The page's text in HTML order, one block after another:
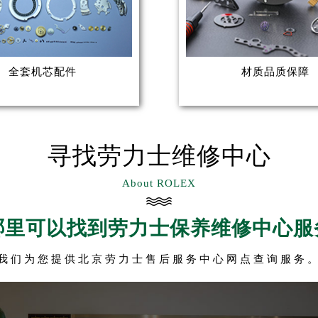
全套机芯配件 材质品质保障
寻找劳力士维修中心
About ROLEX
可以找到劳力士保养维修中心
们为您提供北京劳力士售后服务中心网点查询服务
提前预约免排队，到店即享服务
预约时间有变无需取消，可随时重新预约